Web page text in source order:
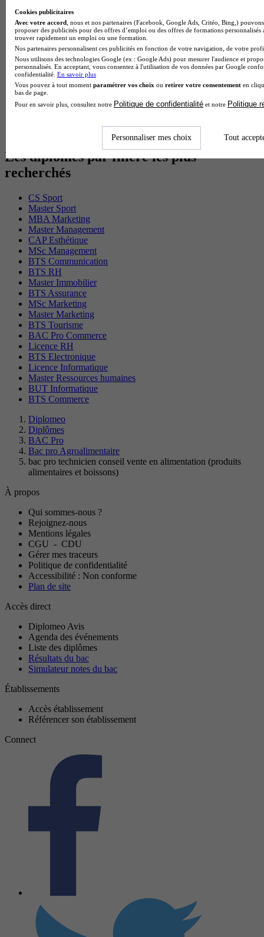
Cap Fleuriste en alternance
BTS Sio en alternance
MSc Marketing Digital en alternance
BTS Gpme en alternance
Cap Electricien en alternance
BTS Gpn en alternance
BTS Domotique en alternance
BAC Pro Agora en alternance
BTS Sta en alternance
BTS Iris en alternance
Les diplômes par filière les plus
recherchés
CS Sport
Master Sport
MBA Marketing
Master Management
CAP Esthétique
MSc Management
BTS Communication
BTS RH
Master Immobilier
BTS Assurance
MSc Marketing
Master Marketing
BTS Tourisme
BAC Pro Commerce
Licence RH
BTS Electronique
Licence Informatique
Master Ressources humaines
BUT Informatique
BTS Commerce
Diplomeo
Diplômes
BAC Pro
Bac pro Agroalimentaire
bac pro technicien conseil vente en alimentation (produits
alimentaires et boissons)
À propos
Qui sommes-nous ?
Rejoignez-nous
Mentions légales
CGU - CDU
Gérer mes traceurs
Politique de confidentialité
Accessibilité : Non conforme
Plan de site
Accès direct
Diplomeo Avis
Agenda des événements
Liste des diplômes
Résultats du bac
Simulateur notes du bac
Établissements
Accès établissement
Référencer son établissement
Connect
Cookies publicitaires
Avec votre accord , nous et nos partenaires (Facebook, Google Ads, Critéo, Bing,)
proposer des publicités pour des offres d’emploi ou des offres de formations
trouver rapidement un emploi ou une formation.
Nos partenaires personnalisent ces publicités en fonction de votre navigation, de votre
Nous utilisons des technologies Google (ex : Google Ads) pour mesurer l'audience et
personnalisés. En acceptant, vous consentez à l'utilisation de vos données par Google
confidentialité. En savoir plus
Vous pouvez à tout moment paramétrer vos choix ou retirer votre consentement en
bas de page.
Pour en savoir plus, consultez notre Politique de confidentialité et notre Politique
Personnaliser mes choix Tout